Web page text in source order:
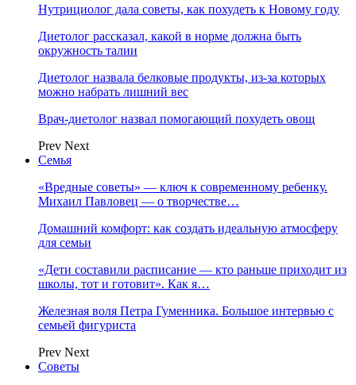
Нутрициолог дала советы, как похудеть к Новому году
Диетолог рассказал, какой в норме должна быть
окружность талии
Диетолог назвала белковые продукты, из-за которых
можно набрать лишний вес
Врач-диетолог назвал помогающий похудеть овощ
Prev Next
Семья
«Вредные советы» — ключ к современному ребенку.
Михаил Павловец — о творчестве…
Домашний комфорт: как создать идеальную атмосферу
для семьи
«Дети составили расписание — кто раньше приходит из
школы, тот и готовит». Как я…
Железная воля Петра Гуменника. Большое интервью с
семьей фигуриста
Prev Next
Советы